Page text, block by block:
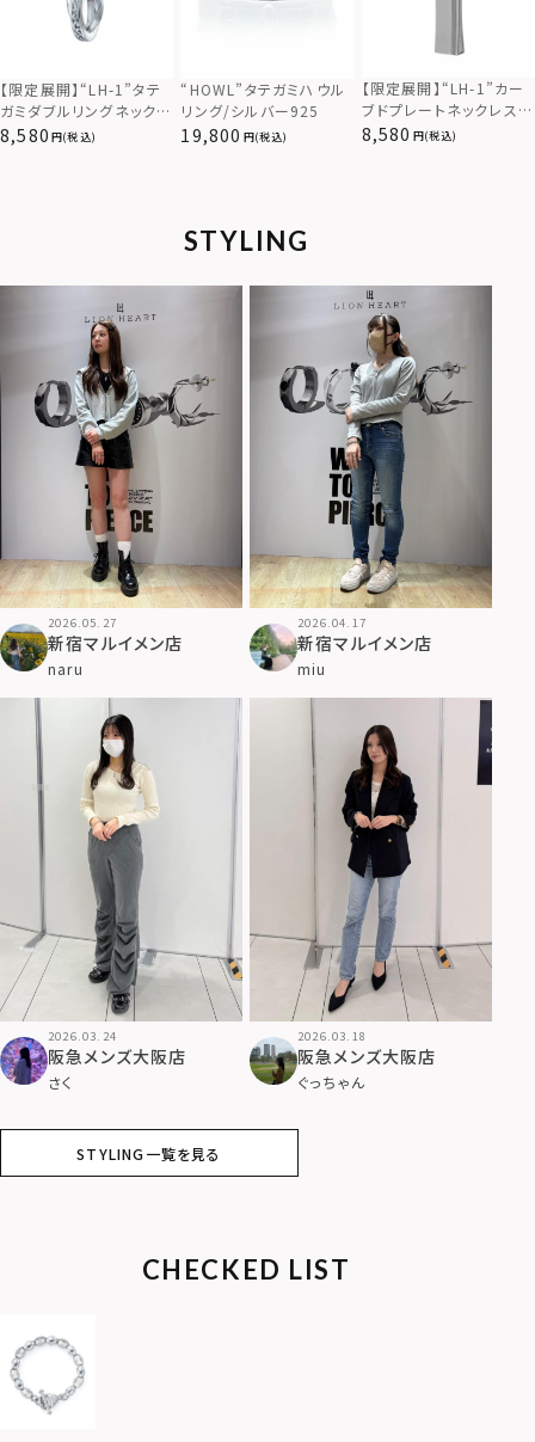
【限定展開】“LH-1”タテ
ガミダブルリングネックレ
ス（ツイスト/シルバー）/
8,580 (税込)
“HOWL”タテガミハウル
リング/シルバー925
19,800 (税込)
【限定展開】“LH-1”カー
ブドプレートネックレス/
サージカルステンレス（金
8,580 (税込)
STYLING
2026.05.27
新宿マルイメン店
naru
2026.04.17
新宿マルイメン店
miu
2026.03.24
阪急メンズ大阪店
さく
2026.03.18
阪急メンズ大阪店
ぐっちゃん
STYLING一覧を見る
CHECKED LIST